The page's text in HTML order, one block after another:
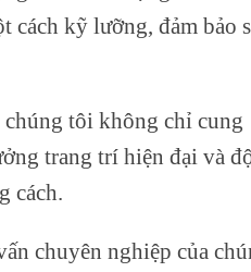
cách kỹ lưỡng, đảm bảo
tôi không chỉ cung
trang trí hiện đại và
cách.
chuyên nghiệp của